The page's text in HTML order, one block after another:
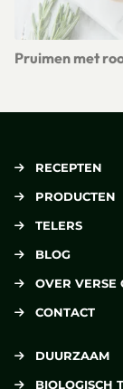
Pruimen met
RECEPTEN
PRODUCTEN
TELERS
BLOG
OVER VERSE
CONTACT
DUURZAAM
BIOLOGISCH